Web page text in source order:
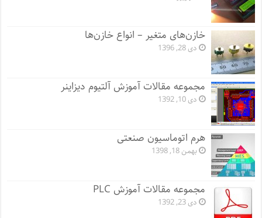
خازن‌های متغیر – انواع خازن‌ها
دی 28, 1396
مجموعه مقالات آموزش آلتیوم دیزاینر
دی 10, 1392
هرم اتوماسیون صنعتی
بهمن 18, 1398
مجموعه مقالات آموزش PLC
دی 23, 1392